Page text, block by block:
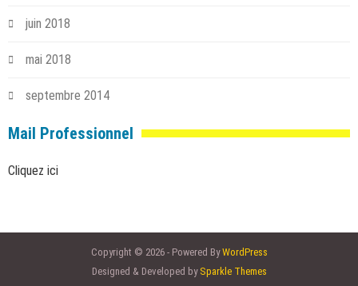
juin 2018
mai 2018
septembre 2014
Mail Professionnel
Cliquez ici
Copyright © 2026 - Powered ByWordPress
Designed & Developed by Sparkle Themes